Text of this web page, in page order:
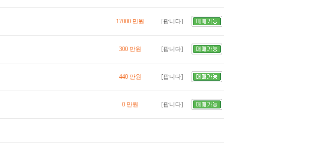
17000 만원 [팝니다]
300 만원 [팝니다]
440 만원 [팝니다]
0 만원 [팝니다]